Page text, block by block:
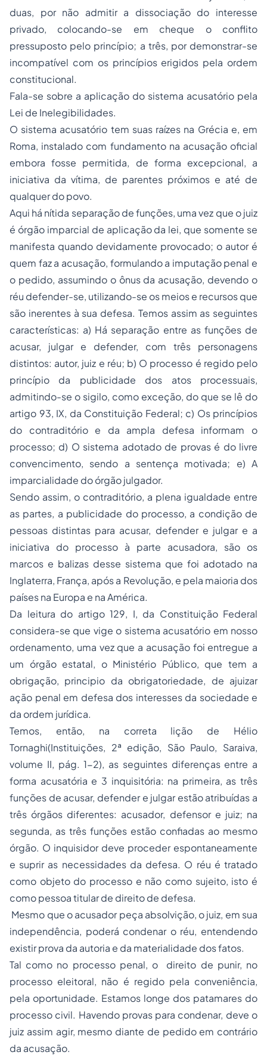
duas, por não admitir a dissociação do interesse
privado, colocando-se em cheque o conflito
pressuposto pelo princípio; a três, por demonstrar-se
incompatível com os princípios erigidos pela ordem
constitucional.
Fala-se sobre a aplicação do sistema acusatório pela
Lei de Inelegibilidades.
O sistema acusatório tem suas raízes na Grécia e, em
Roma, instalado com fundamento na acusação oficial
embora fosse permitida, de forma excepcional, a
iniciativa da vítima, de parentes próximos e até de
qualquer do povo.
Aqui há nítida separação de funções, uma vez que o juiz
é órgão imparcial de aplicação da lei, que somente se
manifesta quando devidamente provocado; o autor é
quem faz a acusação, formulando a imputação penal e
o pedido, assumindo o ônus da acusação, devendo o
réu defender-se, utilizando-se os meios e recursos que
são inerentes à sua defesa. Temos assim as seguintes
características: a) Há separação entre as funções de
acusar, julgar e defender, com três personagens
distintos: autor, juiz e réu; b) O processo é regido pelo
princípio da publicidade dos atos processuais,
admitindo-se o sigilo, como exceção, do que se lê do
artigo 93, IX, da Constituição Federal; c) Os princípios
do contraditório e da ampla defesa informam o
processo; d) O sistema adotado de provas é do livre
convencimento, sendo a sentença motivada; e) A
imparcialidade do órgão julgador.
Sendo assim, o contraditório, a plena igualdade entre
as partes, a publicidade do processo, a condição de
pessoas distintas para acusar, defender e julgar e a
iniciativa do processo à parte acusadora, são os
marcos e balizas desse sistema que foi adotado na
Inglaterra, França, após a Revolução, e pela maioria dos
países na Europa e na América.
Da leitura do artigo 129, I, da Constituição Federal
considera-se que vige o sistema acusatório em nosso
ordenamento, uma vez que a acusação foi entregue a
um órgão estatal, o Ministério Público, que tem a
obrigação, principio da obrigatoriedade, de ajuizar
ação penal em defesa dos interesses da sociedade e
da ordem jurídica.
Temos, então, na correta lição de Hélio
Tornaghi(Instituições, 2ª edição, São Paulo, Saraiva,
volume II, pág. 1-2), as seguintes diferenças entre a
forma acusatória e 3 inquisitória: na primeira, as três
funções de acusar, defender e julgar estão atribuídas a
três órgãos diferentes: acusador, defensor e juiz; na
segunda, as três funções estão confiadas ao mesmo
órgão. O inquisidor deve proceder espontaneamente
e suprir as necessidades da defesa. O réu é tratado
como objeto do processo e não como sujeito, isto é
como pessoa titular de direito de defesa.
Mesmo que o acusador peça absolvição, o juiz, em sua
independência, poderá condenar o réu, entendendo
existir prova da autoria e da materialidade dos fatos.
Tal como no processo penal, o direito de punir, no
processo eleitoral, não é regido pela conveniência,
pela oportunidade. Estamos longe dos patamares do
processo civil. Havendo provas para condenar, deve o
juiz assim agir, mesmo diante de pedido em contrário
da acusação.